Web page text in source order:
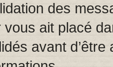
des
vous ait placé
avant